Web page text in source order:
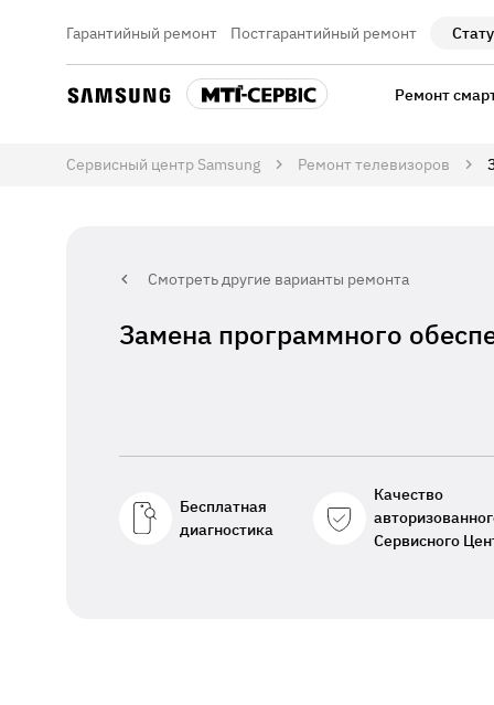
Гарантийный ремонт Постгарантийный ремонт
Ремонт
Сервисный центр Samsung Ремонт телевизоров
Смотреть другие варианты ремонта
Замена программного
Бесплатная
диагностика
Качество
Сервисного